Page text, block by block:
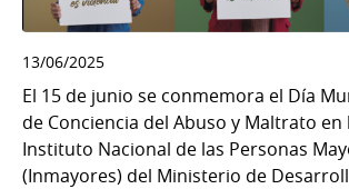
13/06/2025
El 15 de junio se conmemora el Día
de Conciencia del Abuso y Maltrato en
Instituto Nacional de las Personas
(Inmayores) del Ministerio de